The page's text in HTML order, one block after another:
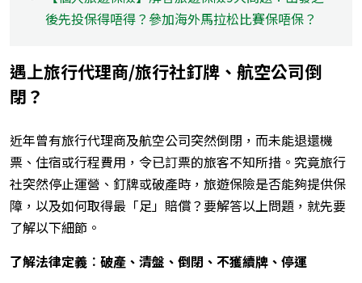
後先投保得唔得？參加海外馬拉松比賽保唔保？
遇上旅行代理商/旅行社釘牌、航空公司倒
閉？
近年曾有旅行代理商及航空公司突然倒閉，而未能退還機
票、住宿或行程費用，令已訂票的旅客不知所措。究竟旅行
社突然停止運營、釘牌或破產時，旅遊保險是否能夠提供保
障，以及如何取得最「足」賠償？要解答以上問題，就先要
了解以下細節。
了解法律定義︰破產、清盤、倒閉、不獲續牌、停運